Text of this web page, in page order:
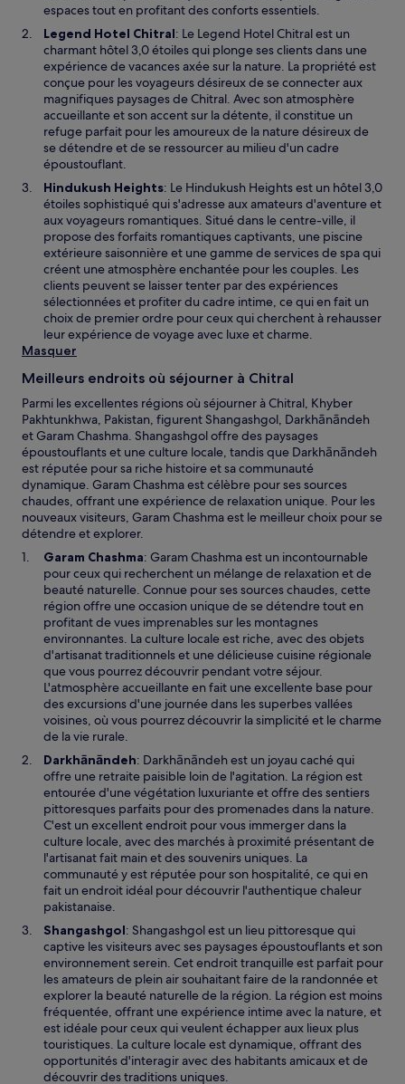
n
u
n
e
n
o
u
v
e
l
e
f
e
n
ê
t
r
e
espaces tout en profitant des conforts essentiels.
Legend Hotel ChitralS
’
o
u
v
r
e
d
s
u
n
e
n
o
u
v
e
l
e
e
n
ê
t
r
e
: Le Legend Hotel Chitral est un
charmant hôtel 3,0 étoiles qui plonge ses clients dans une
expérience de vacances axée sur la nature. La propriété est
conçue pour les voyageurs désireux de se connecter aux
magnifiques paysages de Chitral. Avec son atmosphère
accueillante et son accent sur la détente, il constitue un
refuge parfait pour les amoureux de la nature désireux de
se détendre et de se ressourcer au milieu d'un cadre
époustouflant.
Hindukush HeightsS
’
o
u
v
r
e
d
a
n
n
e
n
o
u
v
e
l
l
e
n
ê
t
r
e
: Le Hindukush Heights est un hôtel 3,0
étoiles sophistiqué qui s'adresse aux amateurs d'aventure et
aux voyageurs romantiques. Situé dans le centre-ville, il
propose des forfaits romantiques captivants, une piscine
extérieure saisonnière et une gamme de services de spa qui
créent une atmosphère enchantée pour les couples. Les
clients peuvent se laisser tenter par des expériences
sélectionnées et profiter du cadre intime, ce qui en fait un
choix de premier ordre pour ceux qui cherchent à rehausser
leur expérience de voyage avec luxe et charme.
Masquer
Meilleurs endroits où séjourner à Chitral
Parmi les excellentes régions où séjourner à Chitral, Khyber
Pakhtunkhwa, Pakistan, figurent Shangashgol, Darkhānāndeh
et Garam Chashma. Shangashgol offre des paysages
époustouflants et une culture locale, tandis que Darkhānāndeh
est réputée pour sa riche histoire et sa communauté
dynamique. Garam Chashma est célèbre pour ses sources
chaudes, offrant une expérience de relaxation unique. Pour les
nouveaux visiteurs, Garam Chashma est le meilleur choix pour se
détendre et explorer.
Garam ChashmaS
’
o
u
v
r
e
d
a
n
s
n
e
n
o
u
v
e
l
l
e
e
n
ê
t
r
e
: Garam Chashma est un incontournable
pour ceux qui recherchent un mélange de relaxation et de
beauté naturelle. Connue pour ses sources chaudes, cette
région offre une occasion unique de se détendre tout en
profitant de vues imprenables sur les montagnes
environnantes. La culture locale est riche, avec des objets
d'artisanat traditionnels et une délicieuse cuisine régionale
que vous pourrez découvrir pendant votre séjour.
L'atmosphère accueillante en fait une excellente base pour
des excursions d'une journée dans les superbes vallées
voisines, où vous pourrez découvrir la simplicité et le charme
de la vie rurale.
DarkhānāndehS
’
o
u
v
r
e
d
a
s
u
n
e
n
o
u
v
e
l
: Darkhānāndeh est un joyau caché qui
offre une retraite paisible loin de l'agitation. La région est
entourée d'une végétation luxuriante et offre des sentiers
pittoresques parfaits pour des promenades dans la nature.
C'est un excellent endroit pour vous immerger dans la
culture locale, avec des marchés à proximité présentant de
l'artisanat fait main et des souvenirs uniques. La
communauté y est réputée pour son hospitalité, ce qui en
fait un endroit idéal pour découvrir l'authentique chaleur
pakistanaise.
ShangashgolS
’
o
u
v
r
e
d
a
n
: Shangashgol est un lieu pittoresque qui
captive les visiteurs avec ses paysages époustouflants et son
environnement serein. Cet endroit tranquille est parfait pour
les amateurs de plein air souhaitant faire de la randonnée et
explorer la beauté naturelle de la région. La région est moins
fréquentée, offrant une expérience intime avec la nature, et
est idéale pour ceux qui veulent échapper aux lieux plus
touristiques. La culture locale est dynamique, offrant des
opportunités d'interagir avec des habitants amicaux et de
découvrir des traditions uniques.